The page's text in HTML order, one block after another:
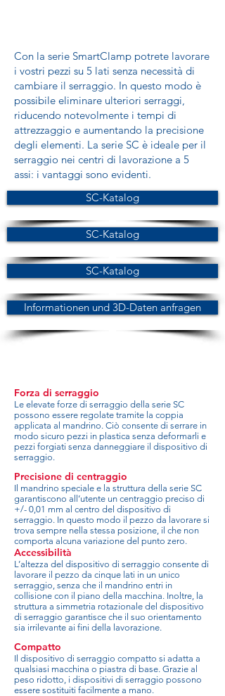
Con la serie SmartClamp potrete lavorare
i vostri pezzi su 5 lati senza necessità di
cambiare il serraggio. In questo modo è
possibile eliminare ulteriori serraggi,
riducendo notevolmente i tempi di
attrezzaggio e aumentando la precisione
degli elementi. La serie SC è ideale per il
serraggio nei centri di lavorazione a 5
assi: i vantaggi sono evidenti.
SC-Katalog
SC-Katalog
SC-Katalog
Informationen und 3D-Daten anfragen
Forza di serraggio
Le elevate forze di serraggio della serie SC
possono essere regolate tramite la coppia
applicata al mandrino. Ciò consente di serrare in
modo sicuro pezzi in plastica senza deformarli e
pezzi forgiati senza danneggiare il dispositivo di
serraggio.
Precisione di centraggio
Il mandrino speciale e la struttura della serie SC
garantiscono all’utente un centraggio preciso di
+/- 0,01 mm al centro del dispositivo di
serraggio. In questo modo il pezzo da lavorare si
trova sempre nella stessa posizione, il che non
comporta alcuna variazione del punto zero.
Accessibilità
L’altezza del dispositivo di serraggio consente di
lavorare il pezzo da cinque lati in un unico
serraggio, senza che il mandrino entri in
collisione con il piano della macchina. Inoltre, la
struttura a simmetria rotazionale del dispositivo
di serraggio garantisce che il suo orientamento
sia irrilevante ai fini della lavorazione.
Compatto
Il dispositivo di serraggio compatto si adatta a
qualsiasi macchina o piastra di base. Grazie al
peso ridotto, i dispositivi di serraggio possono
essere sostituiti facilmente a mano.